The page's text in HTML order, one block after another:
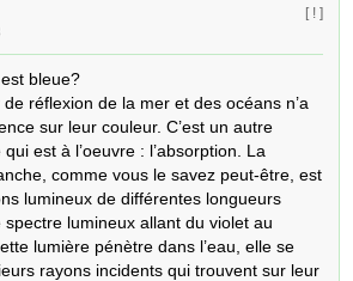
[ ! ]
bleue?
réflexion de la mer et des océans n’a
sur leur couleur. C’est un autre
est à l’oeuvre : l’absorption. La
comme vous le savez peut-être, est
lumineux de différentes longueurs
spectre lumineux allant du violet au
lumière pénètre dans l’eau, elle se
rayons incidents qui trouvent sur leur